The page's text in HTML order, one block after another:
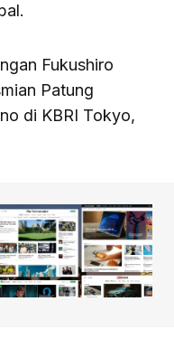
Fukushiro
Patung
di KBRI Tokyo,